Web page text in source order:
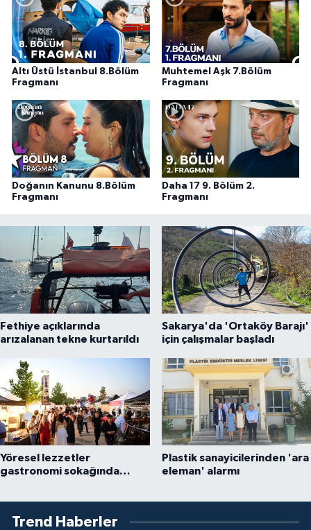
Altı Üstü İstanbul 8.Bölüm
Fragmanı
Muhtemel Aşk 7.Bölüm
Fragmanı
Doğanın Kanunu 8.Bölüm
Fragmanı
Daha 17 9. Bölüm 2.
Fragmanı
Fethiye açıklarında
arızalanan tekne kurtarıldı
Sakarya'da 'Ortaköy Barajı'
için çalışmalar başladı
Yöresel lezzetler
gastronomi sokağında
Plastik sanayicilerinden 'ara
eleman' alarmı
Trend Haberler